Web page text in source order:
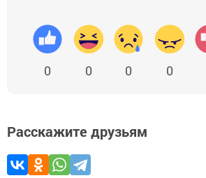
0 0 0 0
Расскажите друзьям